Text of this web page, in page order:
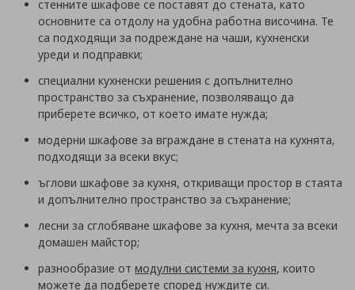
стенните шкафове се поставят до стената, като
основните са отдолу на удобна работна височина. Те
са подходящи за подреждане на чаши, кухненски
уреди и подправки;
специални кухненски решения с допълнително
пространство за съхранение, позволяващо да
приберете всичко, от което имате нужда;
модерни шкафове за вграждане в стената на кухнята,
подходящи за всеки вкус;
ъглови шкафове за кухня, откриващи простор в стаята
и допълнително пространство за съхранение;
лесни за сглобяване шкафове за кухня, мечта за всеки
домашен майстор;
разнообразие от модулни системи за кухня, които
можете да подберете според нуждите си.